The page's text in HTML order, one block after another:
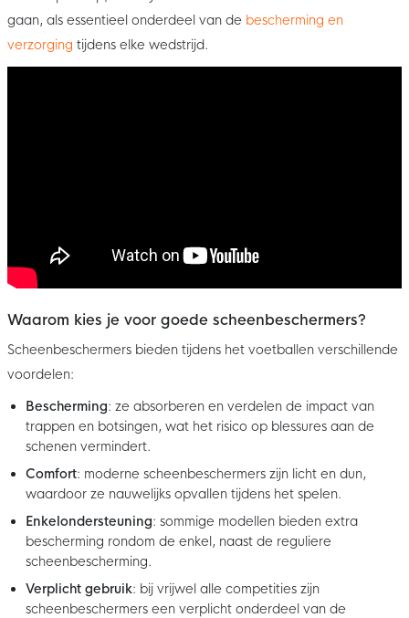
gaan, als essentieel onderdeel van de bescherming en
verzorging tijdens elke wedstrijd.
Waarom kies je voor goede scheenbeschermers?
Scheenbeschermers bieden tijdens het voetballen verschillende
voordelen:
Bescherming: ze absorberen en verdelen de impact van
trappen en botsingen, wat het risico op blessures aan de
schenen vermindert.
Comfort: moderne scheenbeschermers zijn licht en dun,
waardoor ze nauwelijks opvallen tijdens het spelen.
Enkelondersteuning: sommige modellen bieden extra
bescherming rondom de enkel, naast de reguliere
scheenbescherming.
Verplicht gebruik: bij vrijwel alle competities zijn
scheenbeschermers een verplicht onderdeel van de